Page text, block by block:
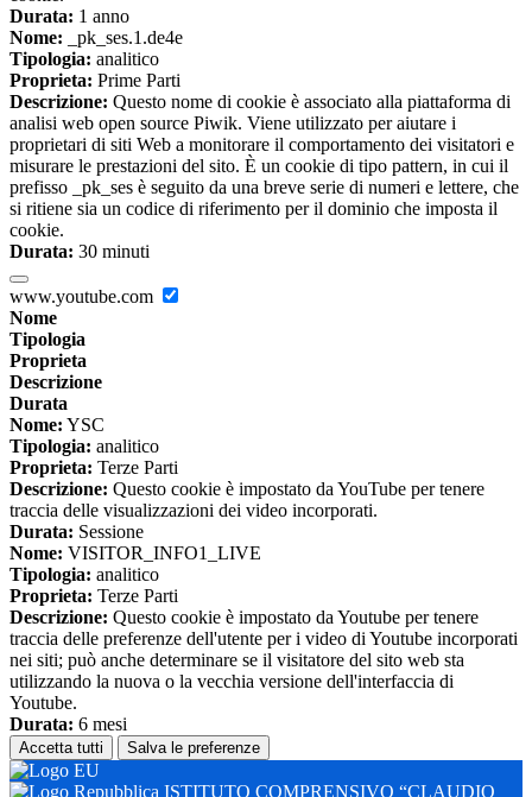
Durata: 1 anno
Nome: _pk_ses.1.de4e
Tipologia: analitico
Proprieta: Prime Parti
Descrizione: Questo nome di cookie è associato alla piattaforma di
analisi web open source Piwik. Viene utilizzato per aiutare i
proprietari di siti Web a monitorare il comportamento dei visitatori e
misurare le prestazioni del sito. È un cookie di tipo pattern, in cui il
prefisso _pk_ses è seguito da una breve serie di numeri e lettere, che
si ritiene sia un codice di riferimento per il dominio che imposta il
cookie.
Durata: 30 minuti
www.youtube.com
Nome
Tipologia
Proprieta
Descrizione
Durata
Nome: YSC
Tipologia: analitico
Proprieta: Terze Parti
Descrizione: Questo cookie è impostato da YouTube per tenere
traccia delle visualizzazioni dei video incorporati.
Durata: Sessione
Nome: VISITOR_INFO1_LIVE
Tipologia: analitico
Proprieta: Terze Parti
Descrizione: Questo cookie è impostato da Youtube per tenere
traccia delle preferenze dell'utente per i video di Youtube incorporati
nei siti; può anche determinare se il visitatore del sito web sta
utilizzando la nuova o la vecchia versione dell'interfaccia di
Youtube.
Durata: 6 mesi
Accetta tutti Salva le preferenze
ISTITUTO COMPRENSIVO “CLAUDIO